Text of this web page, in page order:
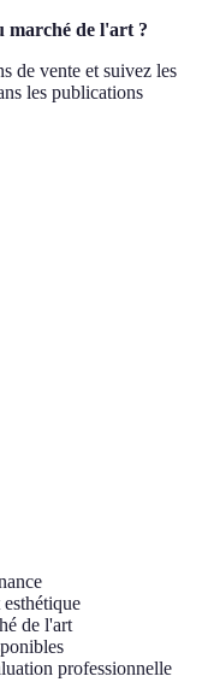
marché de l'art ?
de vente et suivez les
les publications
de l'art
professionnelle